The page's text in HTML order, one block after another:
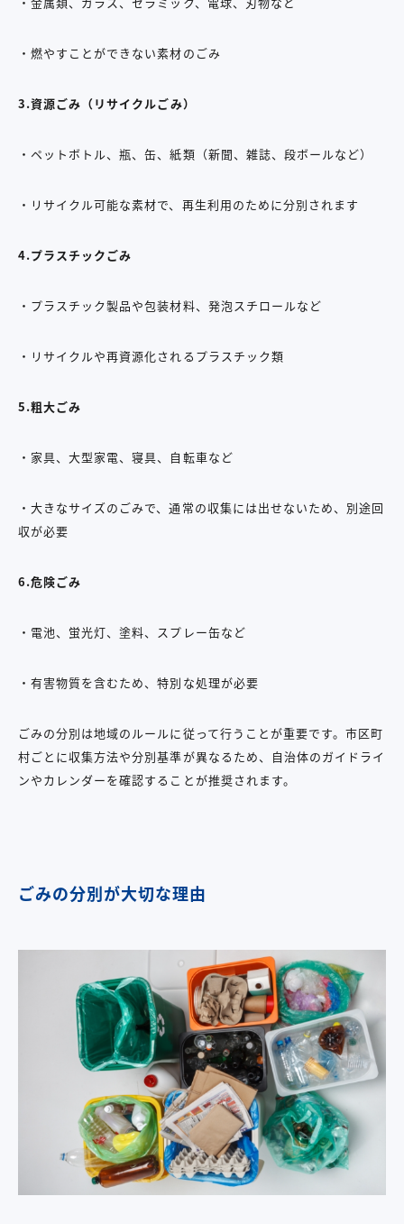
・燃やすことができない素材のごみ
3.資源ごみ（リサイクルごみ）
・ペットボトル、瓶、缶、紙類（新聞、雑誌、段ボールなど）
・リサイクル可能な素材で、再生利用のために分別されます
4.プラスチックごみ
・プラスチック製品や包装材料、発泡スチロールなど
・リサイクルや再資源化されるプラスチック類
5.粗大ごみ
・家具、大型家電、寝具、自転車など
・大きなサイズのごみで、通常の収集には出せないため、別途回
収が必要
6.危険ごみ
・電池、蛍光灯、塗料、スプレー缶など
・有害物質を含むため、特別な処理が必要
ごみの分別は地域のルールに従って行うことが重要です。市区町
村ごとに収集方法や分別基準が異なるため、自治体のガイドライ
ンやカレンダーを確認することが推奨されます。
ごみの分別が大切な理由